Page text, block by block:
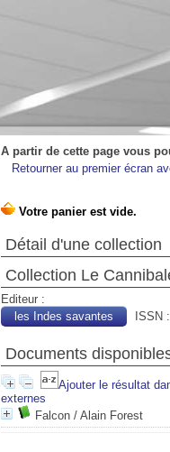
A partir de cette page vous
Retourner au premier écran
Détail d'une collection
Collection Le
Editeur :
les Indes savantes
ISSN
Documents
Ajouter le résultat
externes
Falcon / Alain Forest